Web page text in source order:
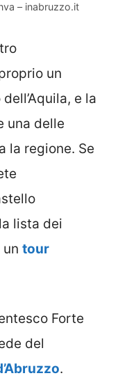
– inabruzzo.it
un
e la
una delle
la regione. Se
lista dei
tour
Forte
del
.